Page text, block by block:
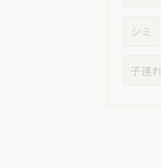
シミ
子連れ